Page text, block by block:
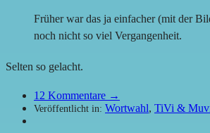
Früher war das ja einfacher (mit der
noch nicht so viel Vergangenheit.
Selten so gelacht.
12 Kommentare →
Veröffentlicht in: Wortwahl, TiVi &